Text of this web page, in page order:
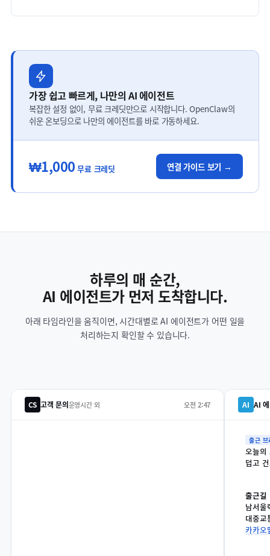
가장 쉽고 빠르게, 나만의 AI 에이전트
복잡한 설정 없이, 무료 크레딧만으로 시작합니다. OpenClaw의
쉬운 온보딩으로 나만의 에이전트를 바로 가동하세요.
₩1,000 무료 크레딧 연결 가이드 보기 →
하루의 매 순간,
AI 에이전트가 먼저 도착합니다.
아래 타임라인을 움직이면, 시간대별로 AI 에이전트가 어떤 일을
처리하는지 확인할 수 있습니다.
CS 고객 문의운영시간 외 오전 2:47 AI AI
출근 브
오늘의
덥고
출근길
남서
대중교
카카오